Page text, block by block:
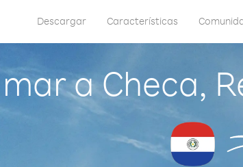
Descargar Características
a Checa,